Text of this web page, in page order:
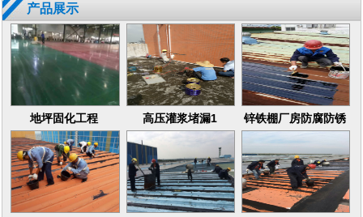
产品展示
地坪固化工程 高压灌浆堵漏1
锌铁棚厂房防腐防锈
16